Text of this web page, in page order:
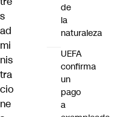
s
ad
mi
nis
tra
cio
ne
de
la
naturaleza
UEFA
confirma
un
pago
a